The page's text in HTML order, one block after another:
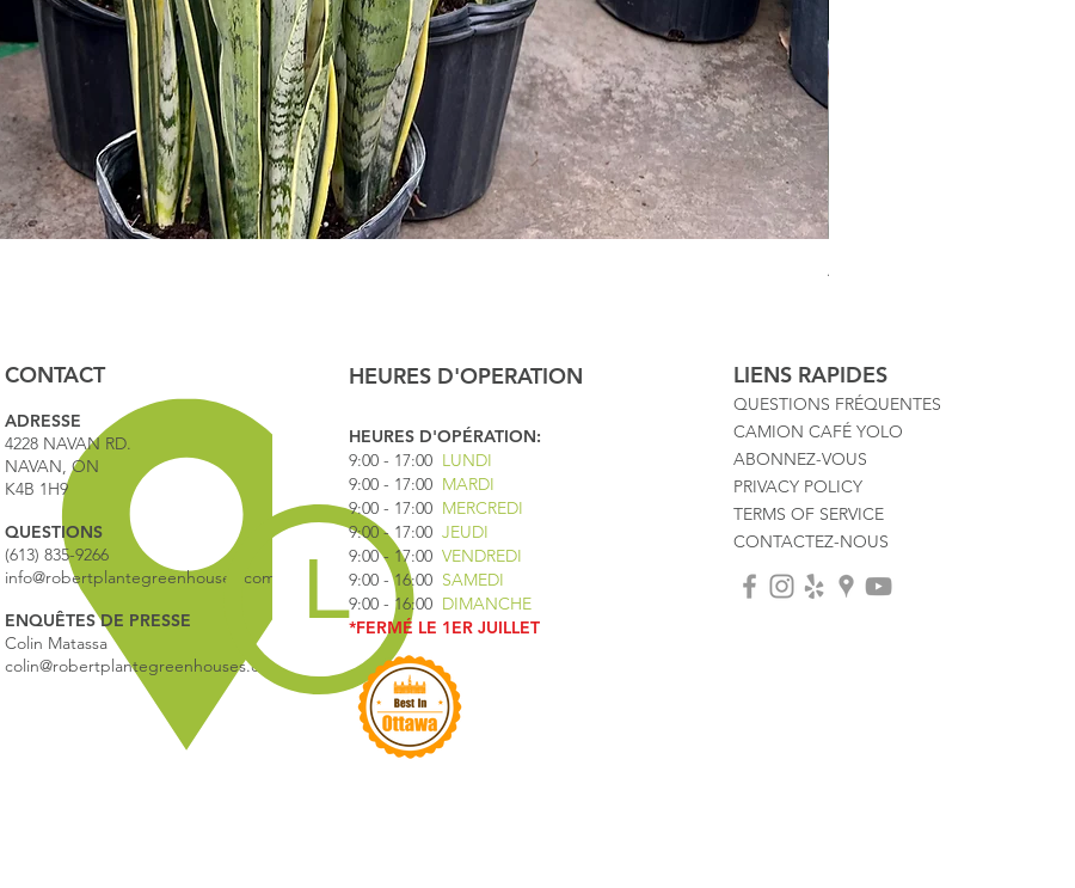
Australian Mother Fern
CONTACT
ADRESSE
4228 NAVAN RD.
NAVAN, ON
K4B 1H9
QUESTIONS
(613) 835-9266
info@robertplantegreenhouses.com
ENQUÊTES DE PRESSE
Colin Matassa
colin@robertplantegreenhouses.com
HEURES D'OPERATION
HEURES D'OPÉRATION:
9:00 - 17:00 LUNDI
9:00 - 17:00 MARDI
9:00 - 17:00 MERCREDI
9:00 - 17:00 JEUDI
9:00 - 17:00 VENDREDI
9:00 - 16:00 SAMEDI
9:00 - 16:00 DIMANCHE
*FERMÉ LE 1ER JUILLET
LIENS RAPIDES
QUESTIONS FRÉQUENTES
CAMION CAFÉ YOLO
ABONNEZ-VOUS
PRIVACY POLICY
TERMS OF SERVICE
CONTACTEZ-NOUS